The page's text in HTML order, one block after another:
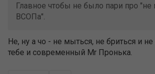
Главное чтобы не было пари про
ВСОПа".
Не, ну а чо - не мыться, не бриться и не
тебе и современный Mr Пронька.